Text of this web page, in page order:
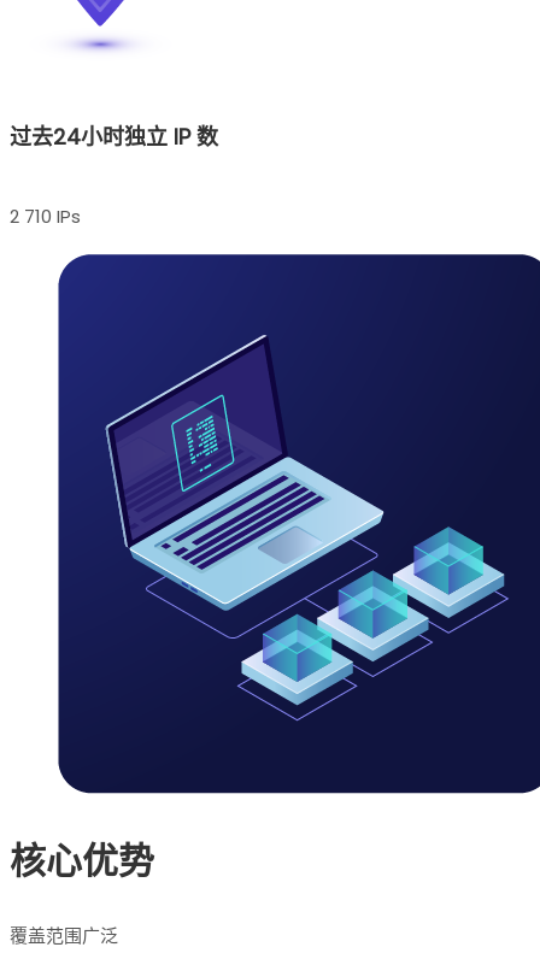
过去24小时独立 IP 数
2 710 IPs
核心优势
覆盖范围广泛